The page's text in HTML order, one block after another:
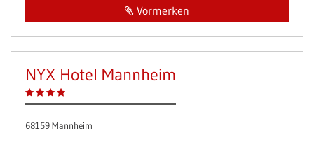
Vormerken
NYX Hotel Mannheim
68159 Mannheim